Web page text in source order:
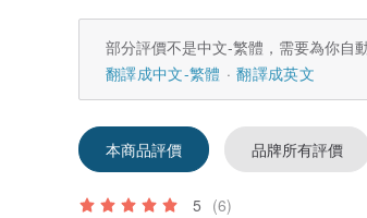
部分評價不是中文-繁體，需要為你自
翻譯成中文-繁體
翻譯成英文
本商品評價 品牌所有評價
5 (6)